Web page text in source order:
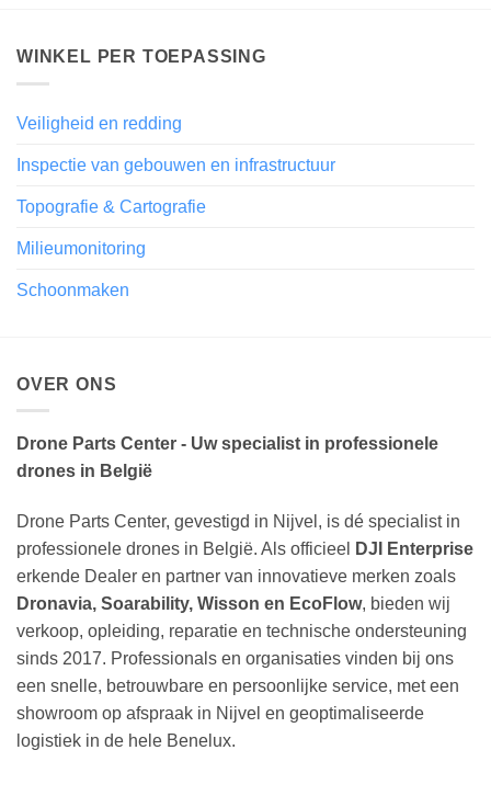
WINKEL PER TOEPASSING
Veiligheid en redding
Inspectie van gebouwen en infrastructuur
Topografie & Cartografie
Milieumonitoring
Schoonmaken
OVER ONS
Drone Parts Center - Uw specialist in professionele
drones in België
Drone Parts Center, gevestigd in Nijvel, is dé specialist in
professionele drones in België. Als officieel
DJI Enterprise
erkende Dealer en partner van innovatieve merken zoals
Dronavia, Soarability, Wisson en EcoFlow, bieden wij
verkoop, opleiding, reparatie en technische ondersteuning
sinds 2017. Professionals en organisaties vinden bij ons
een snelle, betrouwbare en persoonlijke service, met een
showroom op afspraak in Nijvel en geoptimaliseerde
logistiek in de hele Benelux.